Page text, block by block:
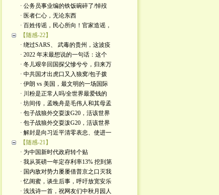
· 公务员事业编的铁饭碗碎了/悼歿
· 医者仁心，无论东西
· 百姓传谣，民心所向！官家造谣，
【随感-22】
· 绕过SARS、 武毒的贵州，这波疫
· 2022 年末最想说的一句话：这个
· 冬儿艰辛回国探父慘兮兮，归来万
· 中共国才出虎口又入狼窝/包子拨
· 伊朗 vs 美国，最文明的一场国际
· 川粉是正常人吗/全世界最爱钱的
· 坊间传，孟晚舟是毛伟人和其母孟
· 包子战狼外交耍泼G20，活该世界
· 包子战狼外交耍泼G20，活该世界
· 解封是向习近平清零表忠、使进一
【随感-21】
· 为中国新时代政府转个贴
· 我从英磅一年定存利率13% 挖到第
· 国内敌对势力屡屡借普京之口灭我
· 忆闺蜜，谈生后事，呼吁放宽安乐
· 浅浅诗一首，祝网友们中秋月园人